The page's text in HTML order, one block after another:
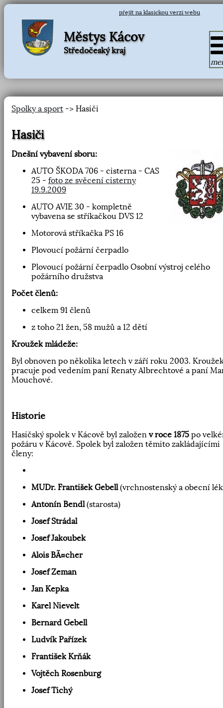
přejít na klasickou verzi webu
Městys Kácov
Středočeský kraj
Spolky a sport -> Hasiči
Hasiči
Dnešní vybavení sboru:
AUTO ŠKODA 706 - cisterna - CAS
25 - foto ze svěcení cisterny
19.9.2009
AUTO AVIE 30 - kompletně
vybavena se stříkačkou DVS 12
Motorová stříkačka PS 16
Plovoucí požární čerpadlo
Plovoucí požární čerpadlo Osobní výstroj celého
požárního družstva
Počet členů:
celkem 91 členů
z toho 21 žen, 58 mužů a 12 dětí
Kroužek mládeže:
Byl obnoven po několika letech v září roku 2003.
pracuje pod vedením paní Renaty Albrechtové a paní
Mouchové.
Historie
Hasičský spolek v Kácově byl založen v roce 1875 po
požáru v Kácově. Spolek byl založen těmito zakládajícími
členy:
MUDr. František Gebell(vrchnostenský a obecní
Antonín Bendl(starosta)
Josef Strádal
Josef Jakoubek
Alois BÃ¤cher
Josef Zeman
Jan Kepka
Karel Nievelt
Bernard Gebell
Ludvík Pařízek
František Krňák
Vojtěch Rosenburg
Josef Tichý